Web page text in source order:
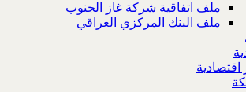
ملف اتفاقية شركة غاز الجنوب
ملف البنك المركزي العراقي
اقتصادية